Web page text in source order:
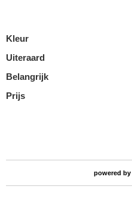
Kleur
Uiteraard
Belangrijk
Prijs
powered by